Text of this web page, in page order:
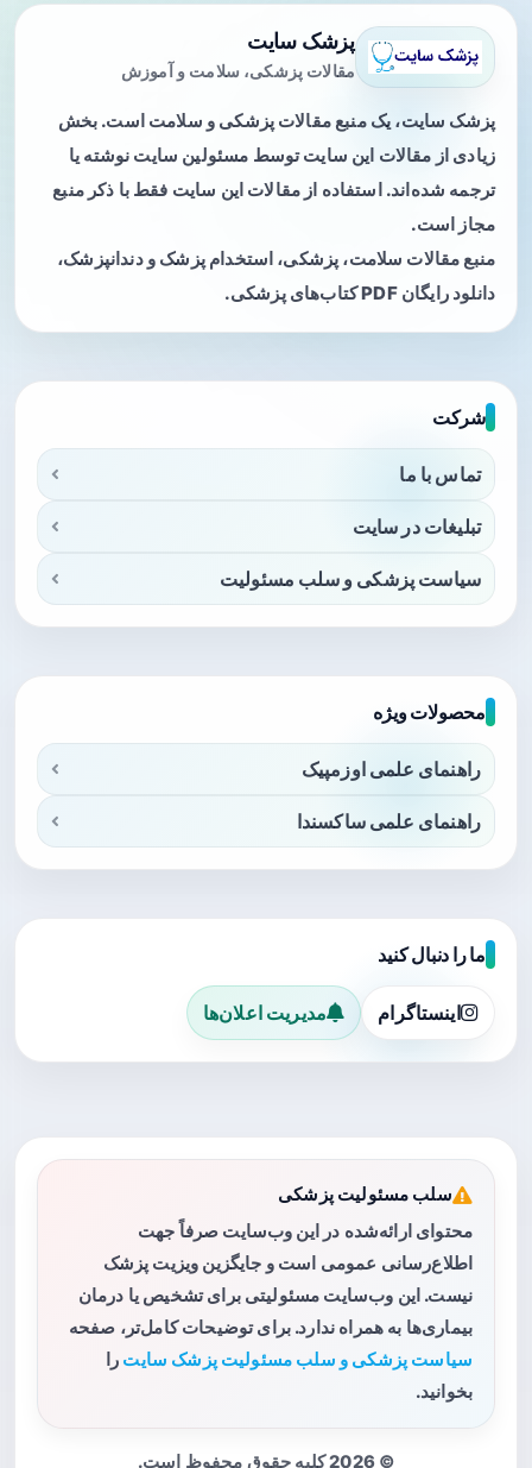
پزشک سایت
مقالات پزشکی، سلامت و آموزش
پزشک سایت، یک منبع مقالات پزشکی و سلامت است. بخش
زیادی از مقالات این سایت توسط مسئولین سایت نوشته یا
ترجمه شده‌اند. استفاده از مقالات این سایت فقط با ذکر منبع
مجاز است.
منبع مقالات سلامت، پزشکی، استخدام پزشک و دندانپزشک،
دانلود رایگان PDF کتاب‌های پزشکی.
شرکت
تماس با ما
تبلیغات در سایت
سیاست پزشکی و سلب مسئولیت
محصولات ویژه
راهنمای علمی اوزمپیک
راهنمای علمی ساکسندا
ما را دنبال کنید
اینستاگرام مدیریت اعلان‌ها
سلب مسئولیت پزشکی
محتوای ارائه‌شده در این وب‌سایت صرفاً جهت
اطلاع‌رسانی عمومی است و جایگزین ویزیت پزشک
نیست. این وب‌سایت مسئولیتی برای تشخیص یا درمان
بیماری‌ها به همراه ندارد. برای توضیحات کامل‌تر، صفحه
سیاست پزشکی و سلب مسئولیت پزشک سایت را
بخوانید.
© 2026 کلیه حقوق محفوظ است.